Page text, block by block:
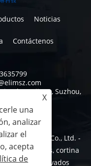
Noticias
Contáctenos
de Wujiang, Suzhou,
Technology Co., Ltd. -
desechables, cortina
reservados
X
una
analizar
el
acepta
de